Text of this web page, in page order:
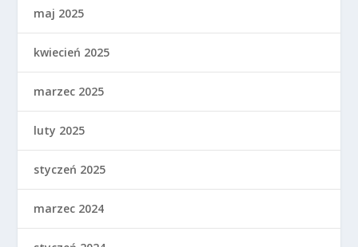
maj 2025
kwiecień 2025
marzec 2025
luty 2025
styczeń 2025
marzec 2024